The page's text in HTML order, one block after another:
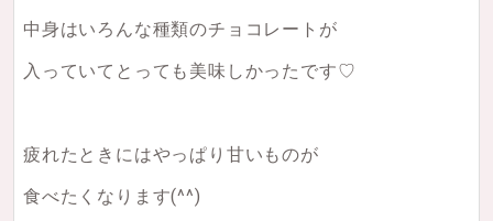
中身はいろんな種類のチョコレートが
入っていてとっても美味しかったです♡
疲れたときにはやっぱり甘いものが
食べたくなります(^^)